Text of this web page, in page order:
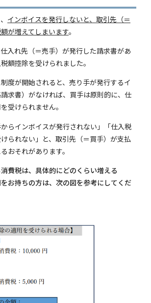
インボイスを発行しないと、取引先（＝
が増えてしまいます。
入れ先（＝売手）が発行した請求書があ
額控除を受けられました。
度が開始されると、売り手が発行するイ
求書）がなければ、買手は原則的に、仕
受けられません。
らインボイスが発行されない」「仕入税
られない」と、取引先（＝買手）が支払
おそれがあります。
消費税は、具体的にどのくらい増える
お持ちの方は、次の図を参考にしてくだ